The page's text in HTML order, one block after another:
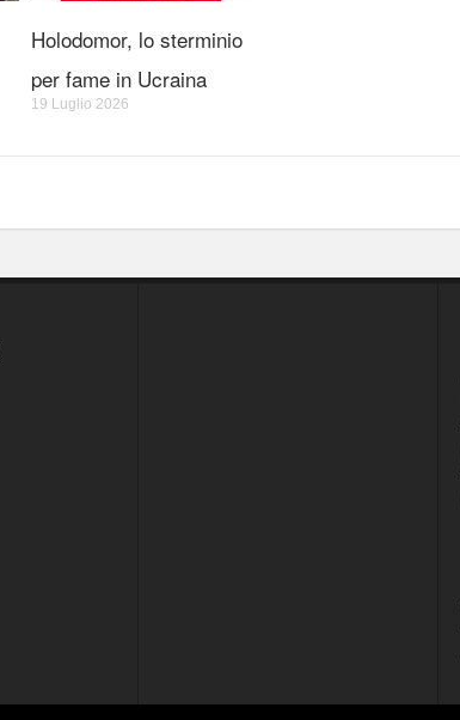
Holodomor, lo sterminio
per fame in Ucraina
19 Luglio 2026